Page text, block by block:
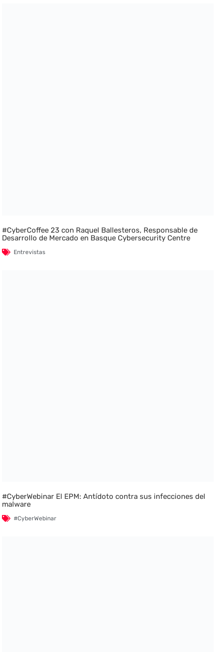
#CyberCoffee 23 con Raquel Ballesteros, Responsable de
Desarrollo de Mercado en Basque Cybersecurity Centre
Entrevistas
#CyberWebinar El EPM: Antídoto contra sus infecciones del
malware
#CyberWebinar